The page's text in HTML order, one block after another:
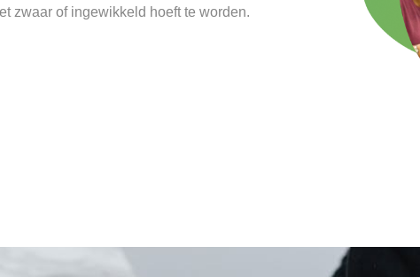
zwaar of ingewikkeld hoeft te worden.